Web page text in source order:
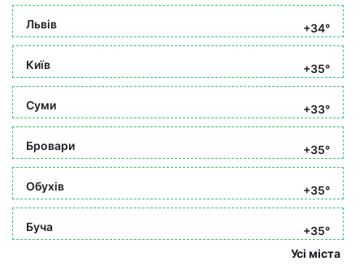
Львів +34°
Київ +35°
Суми +33°
Бровари +35°
Обухів +35°
Буча
+35°
Усі міста